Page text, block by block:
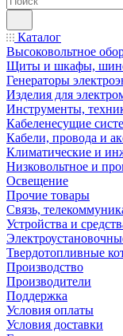
Каталог
Высоковольтное
Щиты и шкафы,
Генераторы
Изделия для
Инструменты,
Кабеленесущие
Кабели, провода и
Климатические и
Низковольтное и
Освещение
Прочие товары
Связь,
Устройства и
Твердотопливные
Производство
Производители
Поддержка
Условия оплаты
Условия доставки